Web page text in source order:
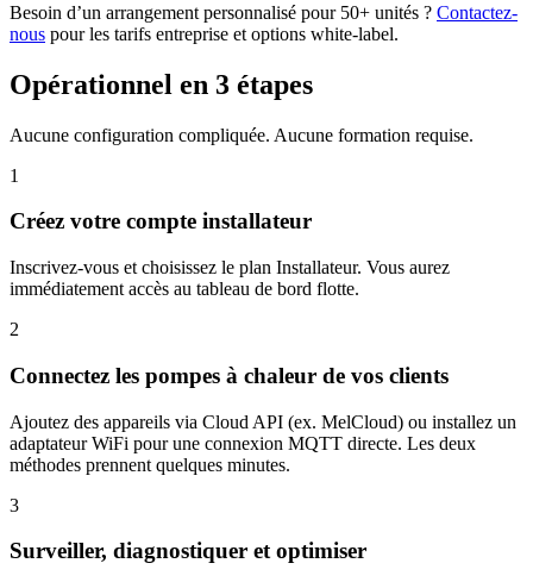
Besoin d’un arrangement personnalisé pour 50+ unités ? Contactez-
nous pour les tarifs entreprise et options white-label.
Opérationnel en 3 étapes
Aucune configuration compliquée. Aucune formation requise.
1
Créez votre compte installateur
Inscrivez-vous et choisissez le plan Installateur. Vous aurez
immédiatement accès au tableau de bord flotte.
2
Connectez les pompes à chaleur de vos clients
Ajoutez des appareils via Cloud API (ex. MelCloud) ou installez un
adaptateur WiFi pour une connexion MQTT directe. Les deux
méthodes prennent quelques minutes.
3
Surveiller, diagnostiquer et optimiser